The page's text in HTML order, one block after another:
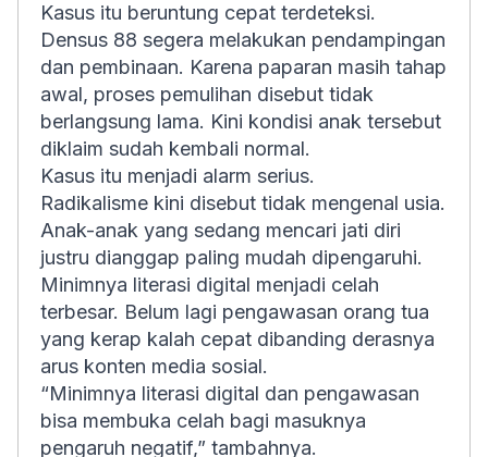
Kasus itu beruntung cepat terdeteksi.
Densus 88 segera melakukan pendampingan
dan pembinaan. Karena paparan masih tahap
awal, proses pemulihan disebut tidak
berlangsung lama. Kini kondisi anak tersebut
diklaim sudah kembali normal.
Kasus itu menjadi alarm serius.
Radikalisme kini disebut tidak mengenal usia.
Anak-anak yang sedang mencari jati diri
justru dianggap paling mudah dipengaruhi.
Minimnya literasi digital menjadi celah
terbesar. Belum lagi pengawasan orang tua
yang kerap kalah cepat dibanding derasnya
arus konten media sosial.
“Minimnya literasi digital dan pengawasan
bisa membuka celah bagi masuknya
pengaruh negatif,” tambahnya.